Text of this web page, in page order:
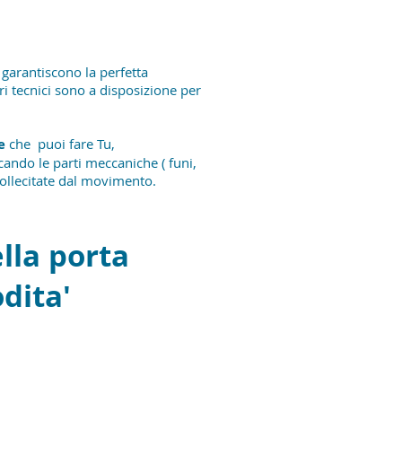
la perfetta
sono a disposizione per
che puoi fare Tu,
le parti meccaniche ( funi,
dal movimento.
porta